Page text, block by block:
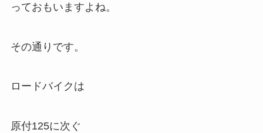
っておもいますよね。
その通りです。
ロードバイクは
原付125に次ぐ